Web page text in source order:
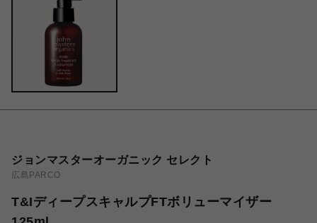
ジョンマスターオーガニック セレクト
広島PARCO
T&IディープスキャルプFTボリューマイザー